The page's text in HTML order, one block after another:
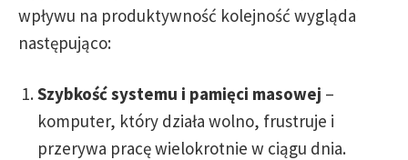
wpływu na produktywność kolejność wygląda
następująco:
Szybkość systemu i pamięci masowej –
komputer, który działa wolno, frustruje i
przerywa pracę wielokrotnie w ciągu dnia.